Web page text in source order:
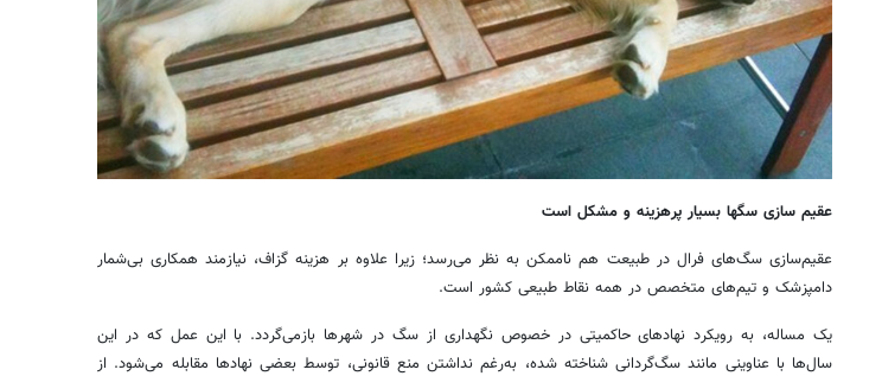
عقیم سازی سگها بسیار پرهزینه و مشکل است
عقیم‌سازی سگ‌های فرال در طبیعت هم ناممکن به نظر می‌رسد؛ زیرا علاوه بر هزینه گزاف، نیازمند همکاری بی‌شمار
دامپزشک و تیم‌های متخصص در همه نقاط طبیعی کشور است.
یک مساله، به رویکرد نهادهای حاکمیتی در خصوص نگهداری از سگ در شهرها بازمی‌گردد. با این عمل که در این
سال‌ها با عناوینی مانند سگ‌گردانی شناخته شده، به‌رغم نداشتن منع قانونی، توسط بعضی نهادها مقابله می‌شود. از